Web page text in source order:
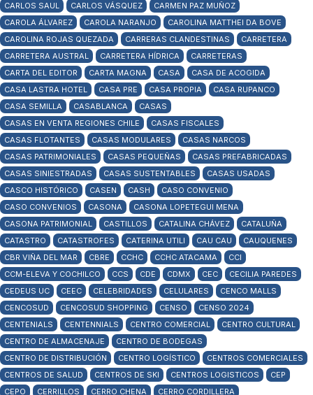
CARLOS SAUL
CARLOS VÁSQUEZ
CARMEN PAZ MUÑOZ
CAROLA ÁLVAREZ
CAROLA NARANJO
CAROLINA MATTHEI DA BOVE
CAROLINA ROJAS QUEZADA
CARRERAS CLANDESTINAS
CARRETERA
CARRETERA AUSTRAL
CARRETERA HÍDRICA
CARRETERAS
CARTA DEL EDITOR
CARTA MAGNA CASA
CASA DE ACOGIDA
CASA LASTRA HOTEL
CASA PRE CASA PROPIA
CASA RUPANCO
CASA SEMILLA
CASABLANCA
CASAS
CASAS EN VENTA REGIONES CHILE
CASAS FISCALES
CASAS FLOTANTES
CASAS MODULARES
CASAS NARCOS
CASAS PATRIMONIALES
CASAS PEQUEÑAS
CASAS PREFABRICADAS
CASAS SINIESTRADAS
CASAS SUSTENTABLES
CASAS USADAS
CASCO HISTÓRICO
CASEN CASH
CASO CONVENIO
CASO CONVENIOS
CASONA
CASONA LOPETEGUI MENA
CASONA PATRIMONIAL
CASTILLOS CATALINA CHÁVEZ
CATALUÑA
CATASTRO
CATASTROFES CATERINA UTILI CAU CAU
CAUQUENES
CBR VIÑA DEL MAR
CBRE CCHC CCHC ATACAMA
CCI
CCM-ELEVA Y COCHILCO
CCS CDE CDMX CEC
CECILIA PAREDES
CEDEUS UC
CEEC CELEBRIDADES CELULARES
CENCO MALLS
CENCOSUD
CENCOSUD SHOPPING CENSO
CENSO 2024
CENTENIALS
CENTENNIALS CENTRO COMERCIAL
CENTRO CULTURAL
CENTRO DE ALMACENAJE
CENTRO DE BODEGAS
CENTRO DE DISTRIBUCIÓN
CENTRO LOGÍSTICO
CENTROS COMERCIALES
CENTROS DE SALUD
CENTROS DE SKI CENTROS LOGISTICOS
CEP
CEPO
CERRILLOS CERRO CHENA
CERRO CORDILLERA